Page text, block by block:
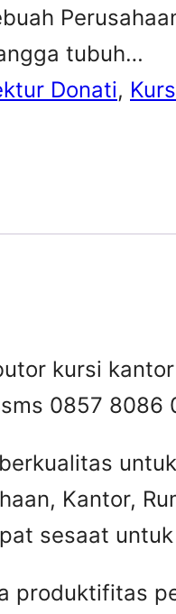
tubuh…
Donati,
kursi
sms 0857 8086
Kantor,
sesaat
produktifitas